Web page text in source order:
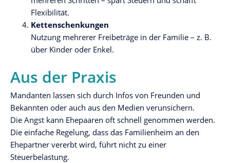
Flexibilität.
Kettenschenkungen
Nutzung mehrerer Freibeträge in der Familie – z. B.
über Kinder oder Enkel.
Aus der Praxis
Mandanten lassen sich durch Infos von Freunden und
Bekannten oder auch aus den Medien verunsichern.
Die Angst kann Ehepaaren oft schnell genommen werden.
Die einfache Regelung, dass das Familienheim an den
Ehepartner vererbt wird, führt nicht zu einer
Steuerbelastung.